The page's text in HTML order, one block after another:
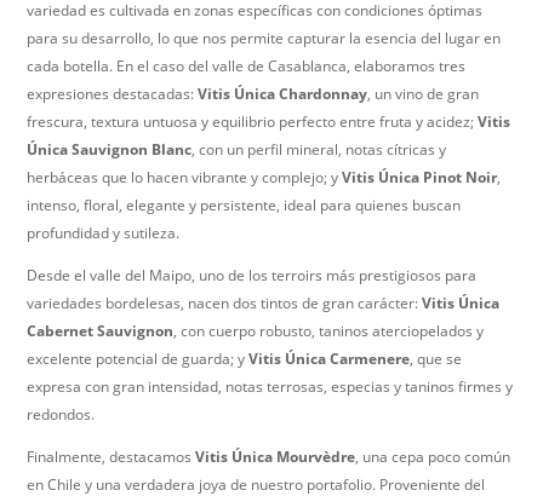
variedad es cultivada en zonas específicas con condiciones óptimas
para su desarrollo, lo que nos permite capturar la esencia del lugar en
cada botella. En el caso del valle de Casablanca, elaboramos tres
expresiones destacadas:Vitis Única Chardonnay, un vino de gran
frescura, textura untuosa y equilibrio perfecto entre fruta y acidez;Vitis
Única Sauvignon Blanc, con un perfil mineral, notas cítricas y
herbáceas que lo hacen vibrante y complejo; yVitis Única Pinot Noir,
intenso, floral, elegante y persistente, ideal para quienes buscan
profundidad y sutileza.
Desde el valle del Maipo, uno de los terroirs más prestigiosos para
variedades bordelesas, nacen dos tintos de gran carácter:Vitis Única
Cabernet Sauvignon, con cuerpo robusto, taninos aterciopelados y
excelente potencial de guarda; yVitis Única Carmenere, que se
expresa con gran intensidad, notas terrosas, especias y taninos firmes y
redondos.
Finalmente, destacamosVitis Única Mourvèdre, una cepa poco común
en Chile y una verdadera joya de nuestro portafolio. Proveniente del